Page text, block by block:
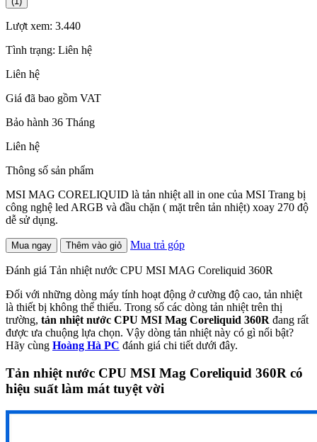
Lượt xem: 3.440
Tình trạng: Liên hệ
Liên hệ
Giá đã bao gồm VAT
Bảo hành 36 Tháng
Liên hệ
Thông số sản phẩm
MSI MAG CORELIQUID là tản nhiệt all in one của MSI Trang bị
công nghệ led ARGB và đầu chặn ( mặt trên tản nhiệt) xoay 270 độ
dễ sử dụng.
Mua ngay Thêm vào giỏ Mua trả góp
Đánh giá Tản nhiệt nước CPU MSI MAG Coreliquid 360R
Đối với những dòng máy tính hoạt động ở cường độ cao, tản nhiệt
là thiết bị không thể thiếu. Trong số các dòng tản nhiệt trên thị
trường, tản nhiệt nước CPU MSI Mag Coreliquid 360R đang rất
được ưa chuộng lựa chọn. Vậy dòng tản nhiệt này có gì nổi bật?
Hãy cùng Hoàng Hà PC đánh giá chi tiết dưới đây.
Tản nhiệt nước CPU MSI Mag Coreliquid 360R có
hiệu suất làm mát tuyệt vời